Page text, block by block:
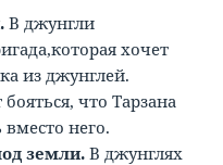
В джунгли
хочет
из джунглей.
что Тарзана
него.
земли.В джунглях